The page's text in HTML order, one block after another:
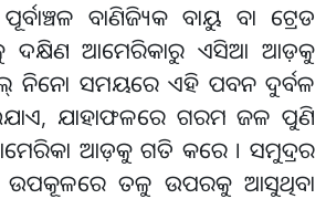
ବାଣିଜ୍ୟିକ ବାୟୁ ବା ଟ୍ରେଡ
ଦକ୍ଷିଣ ଆମେରିକାରୁ ଏସିଆ ଆଡ଼କୁ
ନିନୋ ସମୟରେ ଏହି ପବନ ଦୁର୍ବଳ
ଯାହାଫଳରେ ଗରମ ଜଳ ପୁଣି
ଆଡ଼କୁ ଗତି କରେ । ସମୁଦ୍ରର
ଉପକୂଳରେ ତଳୁ ଉପରକୁ ଆସୁଥିବା